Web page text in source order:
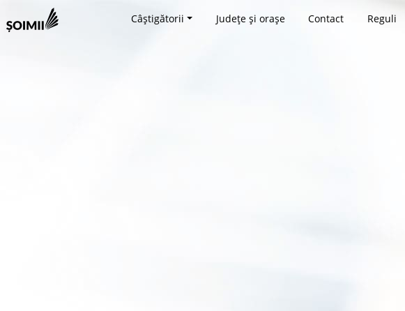
Câștigătorii Județe și orașe Contact Reguli